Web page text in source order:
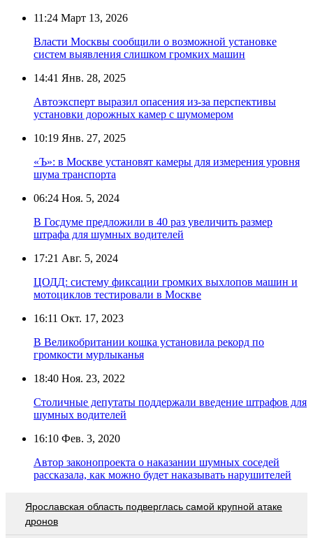
11:24 Март 13, 2026
Власти Москвы сообщили о возможной установке
систем выявления слишком громких машин
14:41 Янв. 28, 2025
Автоэксперт выразил опасения из-за перспективы
установки дорожных камер с шумомером
10:19 Янв. 27, 2025
«Ъ»: в Москве установят камеры для измерения уровня
шума транспорта
06:24 Ноя. 5, 2024
В Госдуме предложили в 40 раз увеличить размер
штрафа для шумных водителей
17:21 Авг. 5, 2024
ЦОДД: систему фиксации громких выхлопов машин и
мотоциклов тестировали в Москве
16:11 Окт. 17, 2023
В Великобритании кошка установила рекорд по
громкости мурлыканья
18:40 Ноя. 23, 2022
Столичные депутаты поддержали введение штрафов для
шумных водителей
16:10 Фев. 3, 2020
Автор законопроекта о наказании шумных соседей
рассказала, как можно будет наказывать нарушителей
Ярославская область подверглась самой крупной атаке
дронов